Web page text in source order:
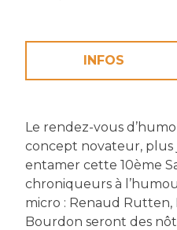
INFOS
Le rendez-vous
concept novateur, plus
entamer cette 10ème
chroniqueurs à
micro : Renaud
Bourdon seront des